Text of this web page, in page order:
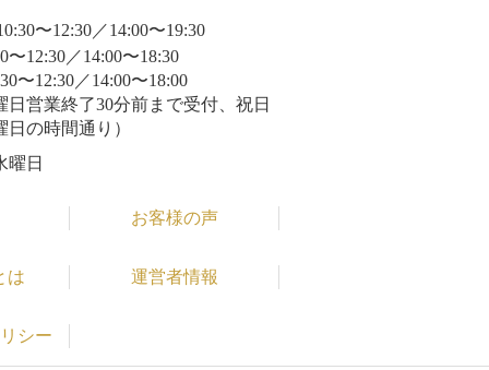
〜12:30／14:00〜19:30
〜12:30／14:00〜18:30
〜12:30／14:00〜18:00
日営業終了30分前まで受付、祝日
日の時間通り）
曜日
お客様の声
は 運営者情報
シー